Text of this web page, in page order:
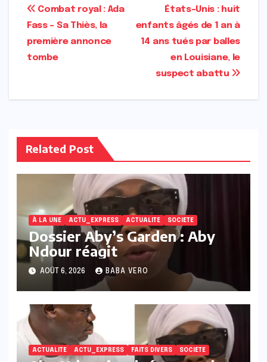
Navigation
de
l’article
États-Unis : huit
enfants âgés de 1 an à
14 ans tués par balles
en Louisiane, le
suspect abattu
Combat royal : Ada
Fass – Sa Thiès, la
première annonce
tombe
Related Post
À LA UNE ACTU_EXPRESS ACTUALITE SOCIETE
Dossier Aby’s Garden : Aby
Ndour réagit
AOÛT 6, 2026 BABA VERO
ACTUALITE ACTU_EXPRESS FAITS DIVERS SOCIETE